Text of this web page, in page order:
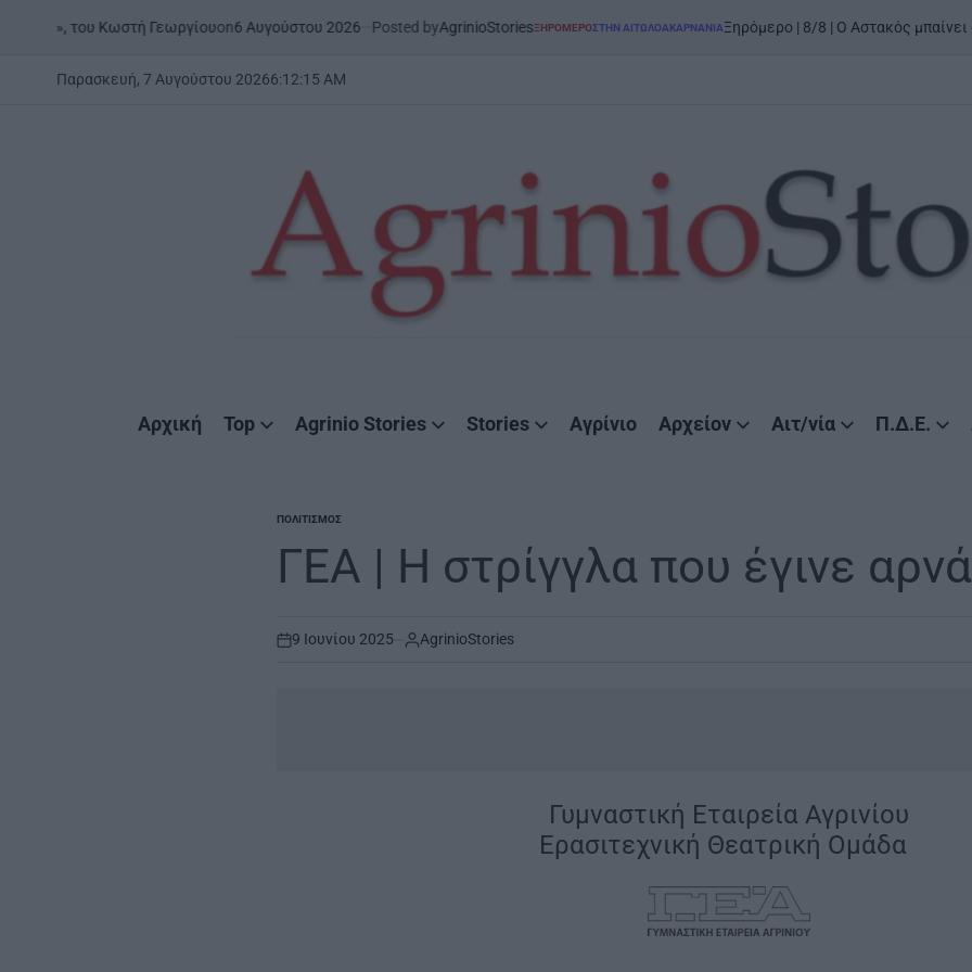
Κωστή Γεωργίουon6 Αυγούστου 2026 Posted byAgrinioStoriesPOSTED
ΞΗΡΟΜΕΡΟΣΤΗΝ ΑΙΤΩΛΟΑΚΑΡΝΑΝΊΑΞηρόμερο | 8/8 | Ο Αστακός μπαίνει στον χορό
Παρασκευή, 7 Αυγούστου 20266:12:16 AM
Αρχική Top Agrinio Stories Stories Αγρίνιο Αρχείον Αιτ/νία Π.Δ.Ε.
POSTED
ΠΟΛΙΤΙΣΜΌΣ
ΓΕA | Η στρίγγλα που έγινε
on
9 Ιουνίου 2025 AgrinioStories
Γυμναστική Εταιρεία Αγρινίου
Ερασιτεχνική Θεατρική Ομάδα